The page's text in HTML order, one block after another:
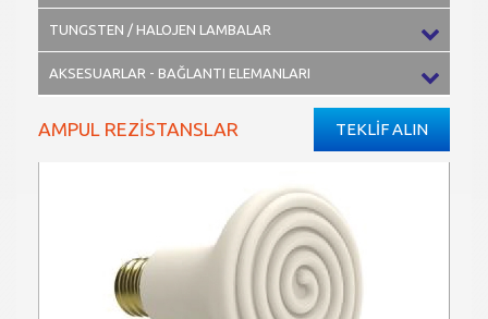
TUNGSTEN / HALOJEN LAMBALAR
AKSESUARLAR - BAĞLANTI ELEMANLARI
AMPUL REZİSTANSLAR TEKLİF ALIN